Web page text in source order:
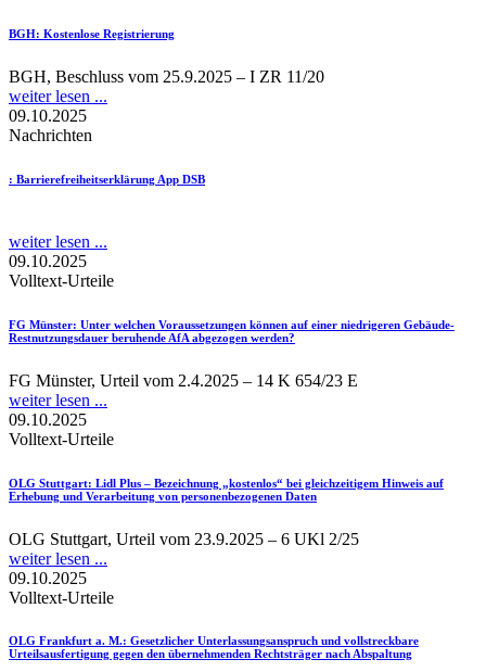
BGH: Kostenlose Registrierung
BGH, Beschluss vom 25.9.2025 – I ZR 11/20
weiter lesen ...
09.10.2025
Nachrichten
: Barrierefreiheitserklärung App DSB
weiter lesen ...
09.10.2025
Volltext-Urteile
FG Münster: Unter welchen Voraussetzungen können auf einer niedrigeren Gebäude-
Restnutzungsdauer beruhende AfA abgezogen werden?
FG Münster, Urteil vom 2.4.2025 – 14 K 654/23 E
weiter lesen ...
09.10.2025
Volltext-Urteile
OLG Stuttgart: Lidl Plus – Bezeichnung „kostenlos“ bei gleichzeitigem Hinweis auf
Erhebung und Verarbeitung von personenbezogenen Daten
OLG Stuttgart, Urteil vom 23.9.2025 – 6 UKl 2/25
weiter lesen ...
09.10.2025
Volltext-Urteile
OLG Frankfurt a. M.: Gesetzlicher Unterlassungsanspruch und vollstreckbare
Urteilsausfertigung gegen den übernehmenden Rechtsträger nach Abspaltung